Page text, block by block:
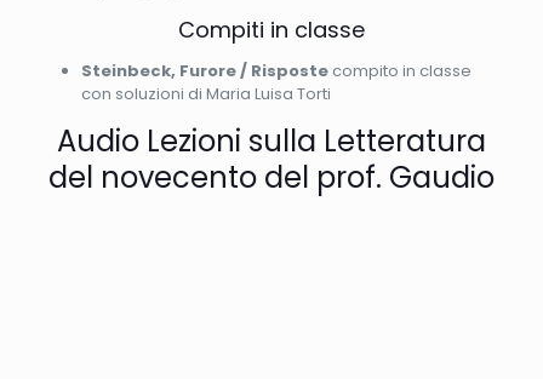
Compiti in classe
Steinbeck, Furore / Risposte compito in classe
con soluzioni di Maria Luisa Torti
Audio Lezioni sulla Letteratura
del novecento del prof. Gaudio